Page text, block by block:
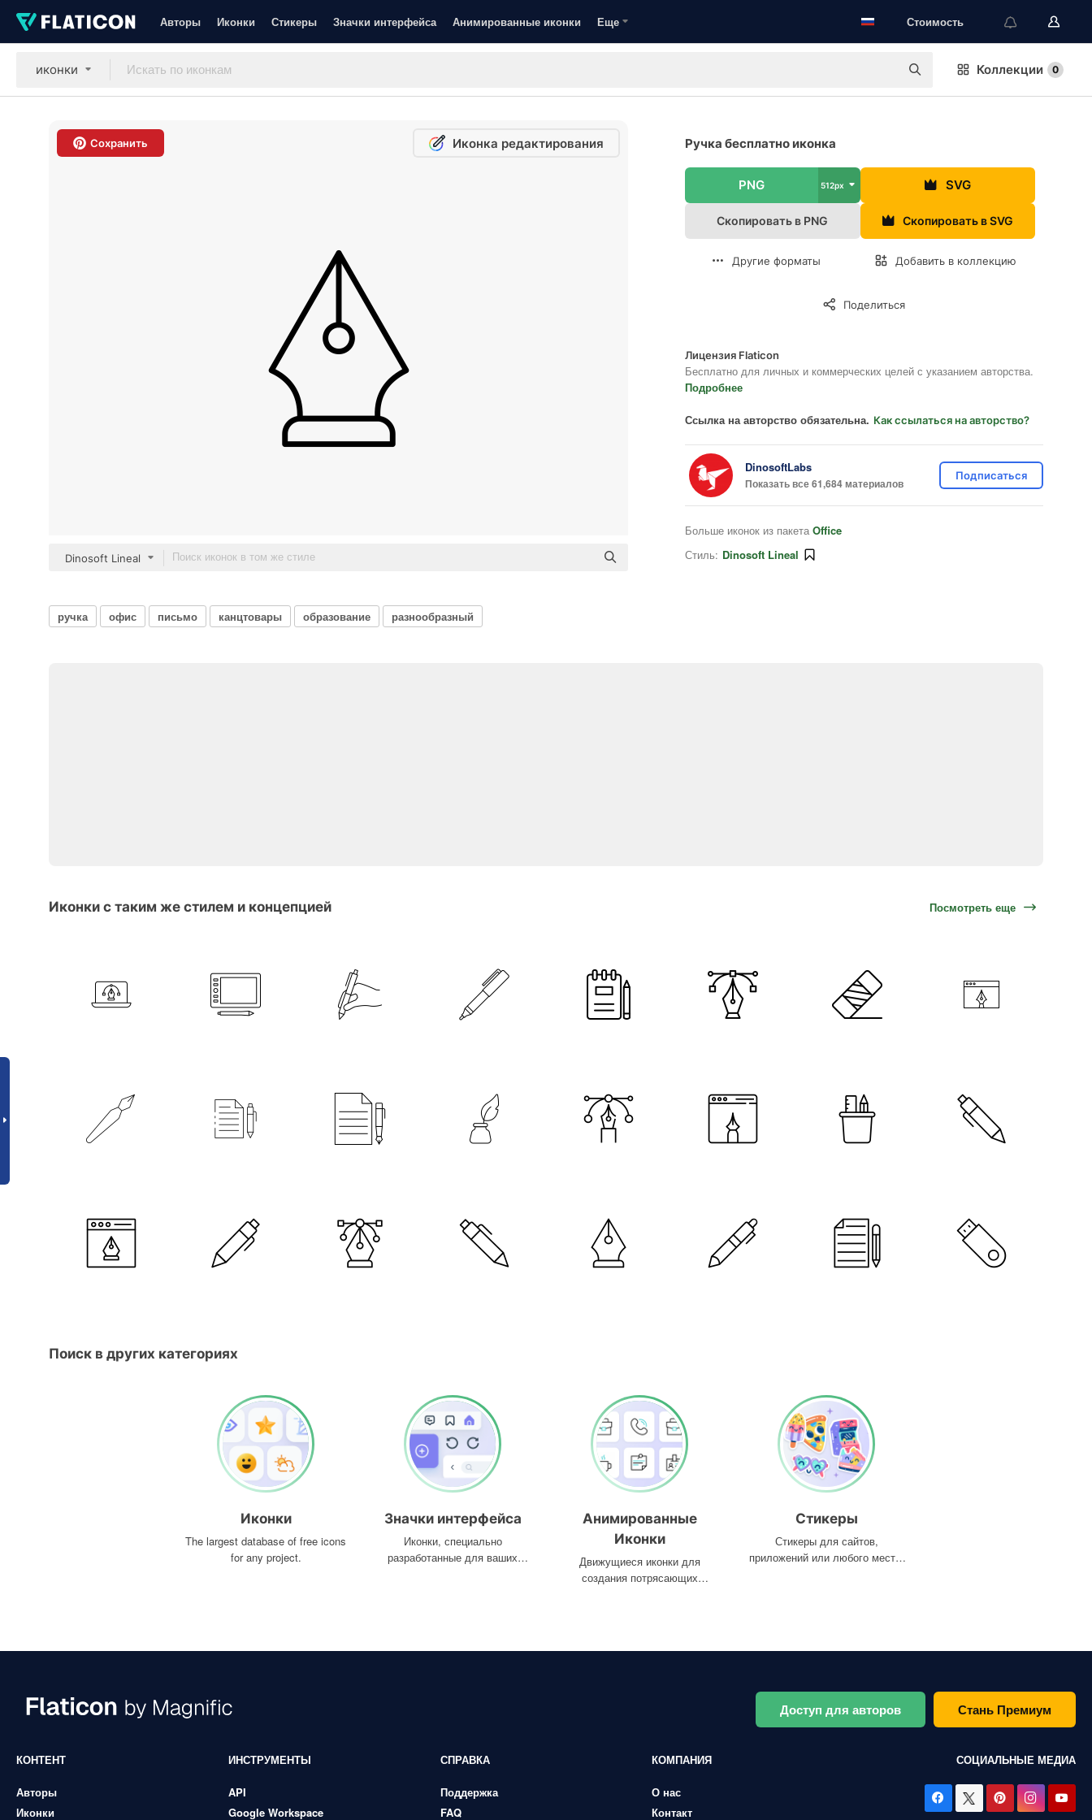
Авторы Иконки Стикеры Значки интерфейса Анимированные иконки Еще Стоимость
иконки Коллекции 0
Сохранить Иконка редактирования
Dinosoft Lineal
Ручка бесплатно иконка
PNG 512px SVG
Скопировать в PNG Скопировать в SVG
Другие форматы Добавить в коллекцию
Поделиться
Лицензия Flaticon
Бесплатно для личных и коммерческих целей с указанием авторства.
Подробнее
Ссылка на авторство обязательна. Как ссылаться на авторство?
DinosoftLabs
Показать все 61,684 материалов
Подписаться
Больше иконок из пакета Office
Стиль: Dinosoft Lineal
ручка офис письмо канцтовары образование разнообразный
Иконки с таким же стилем и концепцией Посмотреть еще
Поиск в других категориях
Иконки
The largest database of free icons
for any project.
Значки интерфейса
Иконки, специально
разработанные для ваших
Анимированные
Иконки
Движущиеся иконки для
создания потрясающих
Стикеры
Стикеры для сайтов,
приложений или любого места,
Доступ для авторов Стань Премиум
КОНТЕНТ
Авторы
Иконки
ИНСТРУМЕНТЫ
API
Google Workspace
СПРАВКА
Поддержка
FAQ
КОМПАНИЯ
О нас
Контакт
СОЦИАЛЬНЫЕ МЕДИА